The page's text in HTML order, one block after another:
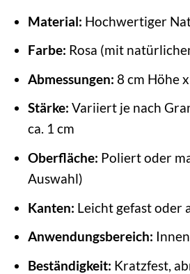
Material: Hochwertiger
Farbe: Rosa (mit
Abmessungen: 8 cm Höhe
Stärke: Variiert je nach
ca. 1 cm
Oberfläche: Poliert oder
Auswahl)
Kanten: Leicht gefast oder
Anwendungsbereich:
Beständigkeit: Kratzfest,